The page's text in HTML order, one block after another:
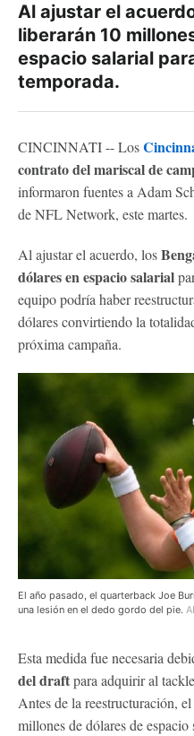
Al ajustar el
liberarán 10
espacio salarial
temporada.
CINCINNATI -- Los
contrato del mariscal de
informaron fuentes a Adam
de NFL Network, este martes.
Al ajustar el acuerdo, los
dólares en espacio salarial
equipo podría haber
dólares convirtiendo la
próxima campaña.
El año pasado, el quarterback Joe
una lesión en el dedo gordo del pie.
Esta medida fue necesaria
del draftpara adquirir al
Antes de la reestructuración,
millones de dólares de